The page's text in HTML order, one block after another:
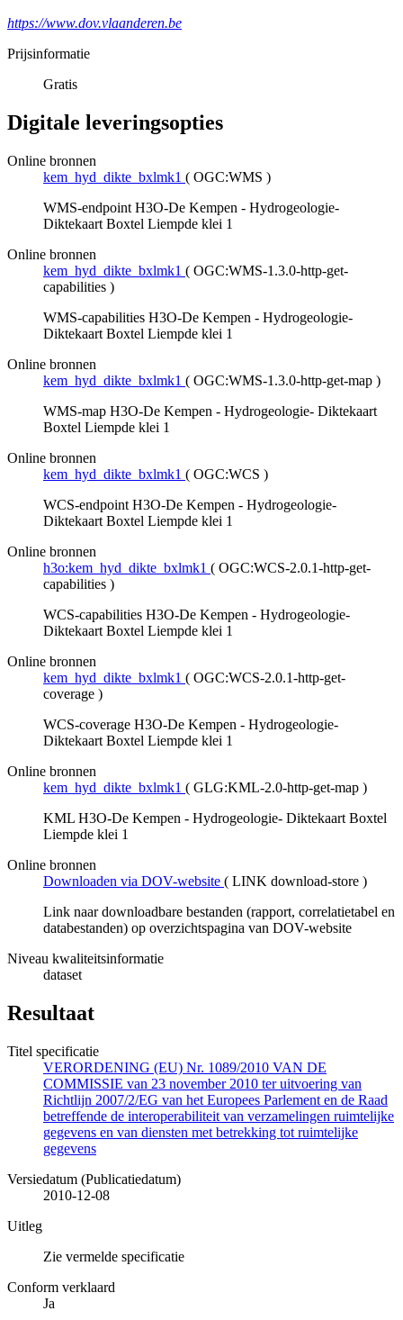
https://www.dov.vlaanderen.be
Prijsinformatie
Gratis
Digitale leveringsopties
Online bronnen
kem_hyd_dikte_bxlmk1 ( OGC:WMS )
WMS-endpoint H3O-De Kempen - Hydrogeologie-
Diktekaart Boxtel Liempde klei 1
Online bronnen
kem_hyd_dikte_bxlmk1 ( OGC:WMS-1.3.0-http-get-
capabilities )
WMS-capabilities H3O-De Kempen - Hydrogeologie-
Diktekaart Boxtel Liempde klei 1
Online bronnen
kem_hyd_dikte_bxlmk1 ( OGC:WMS-1.3.0-http-get-map )
WMS-map H3O-De Kempen - Hydrogeologie- Diktekaart
Boxtel Liempde klei 1
Online bronnen
kem_hyd_dikte_bxlmk1 ( OGC:WCS )
WCS-endpoint H3O-De Kempen - Hydrogeologie-
Diktekaart Boxtel Liempde klei 1
Online bronnen
h3o:kem_hyd_dikte_bxlmk1 ( OGC:WCS-2.0.1-http-get-
capabilities )
WCS-capabilities H3O-De Kempen - Hydrogeologie-
Diktekaart Boxtel Liempde klei 1
Online bronnen
kem_hyd_dikte_bxlmk1 ( OGC:WCS-2.0.1-http-get-
coverage )
WCS-coverage H3O-De Kempen - Hydrogeologie-
Diktekaart Boxtel Liempde klei 1
Online bronnen
kem_hyd_dikte_bxlmk1 ( GLG:KML-2.0-http-get-map )
KML H3O-De Kempen - Hydrogeologie- Diktekaart Boxtel
Liempde klei 1
Online bronnen
Downloaden via DOV-website ( LINK download-store )
Link naar downloadbare bestanden (rapport, correlatietabel en
databestanden) op overzichtspagina van DOV-website
Niveau kwaliteitsinformatie
dataset
Resultaat
Titel specificatie
VERORDENING (EU) Nr. 1089/2010 VAN DE
COMMISSIE van 23 november 2010 ter uitvoering van
Richtlijn 2007/2/EG van het Europees Parlement en de Raad
betreffende de interoperabiliteit van verzamelingen ruimtelijke
gegevens en van diensten met betrekking tot ruimtelijke
gegevens
Versiedatum (Publicatiedatum)
2010-12-08
Uitleg
Zie vermelde specificatie
Conform verklaard
Ja